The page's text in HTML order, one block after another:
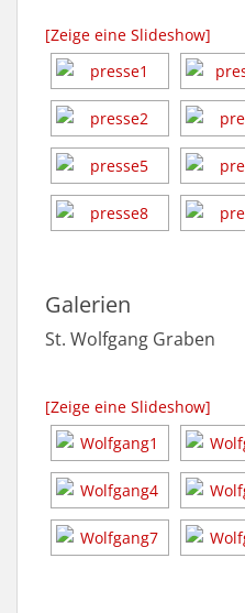
[Zeige eine Slideshow]
Galerien
St. Wolfgang Graben
[Zeige eine Slideshow]